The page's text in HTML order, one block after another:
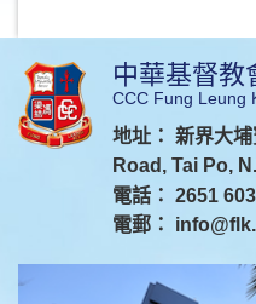
中華基督教
CCC Fung Leung
地址： 新界大
Road, Tai Po,
電話： 2651
電郵：